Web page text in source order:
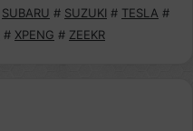
SUBARU # SUZUKI # TESLA #
# XPENG # ZEEKR